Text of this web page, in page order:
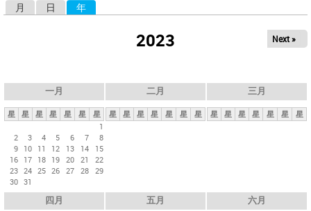
月 日 年
2023 Next »
一月
星 星 星 星 星 星
星
1
2
3 4 5 6 7
8
9 10 11 12 13 14
15
16 17 18 19 20 21
22
23 24 25 26 27 28 29
30 31
二月
星 星 星 星 星 星 星
三月
星 星 星 星 星 星 星
四月 五月 六月